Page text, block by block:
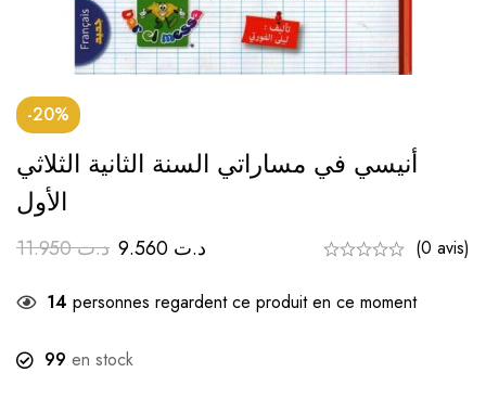
-20%
أنيسي في مساراتي السنة الثانية الثلاثي
الأول
د.ت11.950 د.ت (0 avis)
14 personnes regardent ce produit en ce moment
99 en stock